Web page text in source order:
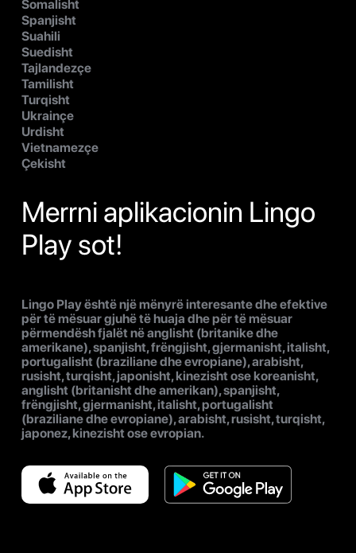
Somalisht
Spanjisht
Suahili
Suedisht
Tajlandezçe
Tamilisht
Turqisht
Ukrainçe
Urdisht
Vietnamezçe
Çekisht
Merrni aplikacionin Lingo
Play sot!
Lingo Play është një mënyrë interesante dhe efektive
për të mësuar gjuhë të huaja dhe për të mësuar
përmendësh fjalët në anglisht (britanike dhe
amerikane), spanjisht, frëngjisht, gjermanisht, italisht,
portugalisht (braziliane dhe evropiane), arabisht,
rusisht, turqisht, japonisht, kinezisht ose koreanisht,
anglisht (britanisht dhe amerikan), spanjisht,
frëngjisht, gjermanisht, italisht, portugalisht
(braziliane dhe evropiane), arabisht, rusisht, turqisht,
japonez, kinezisht ose evropian.